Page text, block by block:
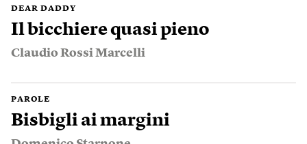
DEAR DADDY
Il bicchiere quasi pieno
Claudio Rossi Marcelli
PAROLE
Bisbigli ai margini